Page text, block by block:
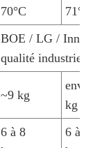
70°C
BOE / LG /
qualité
~9 kg
kg
6 à 8
6 à